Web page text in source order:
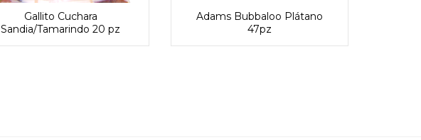
Gallito Cuchara
Sandia/Tamarindo 20 pz
Adams Bubbaloo Plátano
47pz